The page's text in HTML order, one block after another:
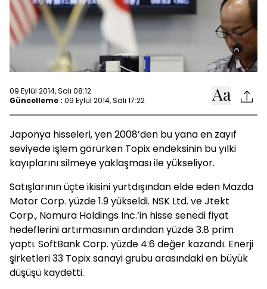
09 Eylül 2014, Salı 08:12
Güncelleme : 09 Eylül 2014, Salı 17:22
Japonya hisseleri, yen 2008’den bu yana en zayıf
seviyede işlem görürken Topix endeksinin bu yılki
kayıplarını silmeye yaklaşması ile yükseliyor.
Satışlarının üçte ikisini yurtdışından elde eden Mazda
Motor Corp. yüzde 1.9 yükseldi. NSK Ltd. ve Jtekt
Corp., Nomura Holdings Inc.’in hisse senedi fiyat
hedeflerini artırmasının ardından yüzde 3.8 prim
yaptı. SoftBank Corp. yüzde 4.6 değer kazandı. Enerji
şirketleri 33 Topix sanayi grubu arasındaki en büyük
düşüşü kaydetti.